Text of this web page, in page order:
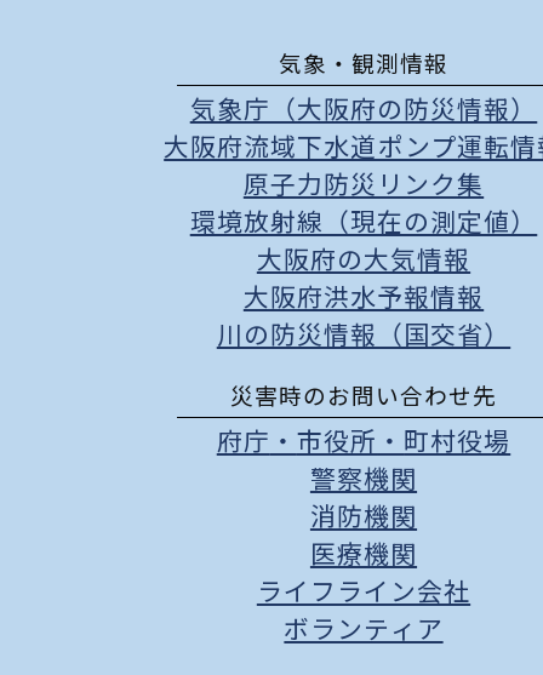
気象・観測情報
気象庁（大阪府の防災情報）
大阪府流域下水道ポンプ運転情
原子力防災リンク集
環境放射線（現在の測定値）
大阪府の大気情報
大阪府洪水予報情報
川の防災情報（国交省）
災害時のお問い合わせ先
府庁 ・ 市役所 ・ 町村役場
警察機関
消防機関
医療機関
ライフライン会社
ボランティア